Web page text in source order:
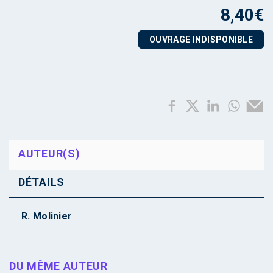
8,40€
OUVRAGE INDISPONIBLE
AUTEUR(S)
DÉTAILS
R. Molinier
DU MÊME AUTEUR